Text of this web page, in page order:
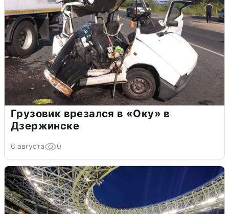
Грузовик врезался в «Оку» в
Дзержинске
6 августа 0